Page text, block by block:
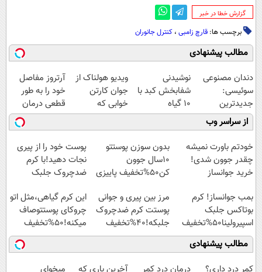
‌گزارش خطا در خبر
برچسب ها: قارچ زامبی ، کنترل جانوران
مطالب پیشنهادی
دندان مصنوعی
سوئیسی:
جدیدترین
فناوری اروپا،
سبک و مقاوم |
پرداخت قسطی
نوشیدنی
شفابخش کبد با
10 گیاه
موثر(تخفیف تا
امشب)
ویدیو هولناک از
جوان کارتن
خوابی که
میلیاردر شد.
آموزش رایگان
آرتروز مفاصل
خود را به طور
قطعی درمان
کنید!
◗پرسش‌نامه◖
از سراسر وب
خودتم باورت نمیشه
چقدر جوون شدی!
خرید جوانساز
ویژه
بدون سوزن پوستتو
10سال جوون
کن50%تخفیف پاییزی
پوست خود را از پیری
نجات دهید!با کرم
ضدچروک جلبک
بمب جوانساز! کرم
بوتاکس جلبک
اسپیرولینا50%تخفیف
مرز بین پیری و جوانی
پوستت کرم ضدچروک
جلبکه!40%تخفیف
این کرم گیاهی،مثل اتو
چروکای پوستتوصاف
میکنه!50%تخفیف
مطالب پیشنهادی